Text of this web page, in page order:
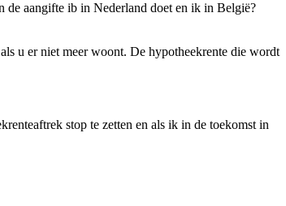
aangifte ib in Nederland doet en ik in België?
u er niet meer woont. De hypotheekrente die wordt
stop te zetten en als ik in de toekomst in